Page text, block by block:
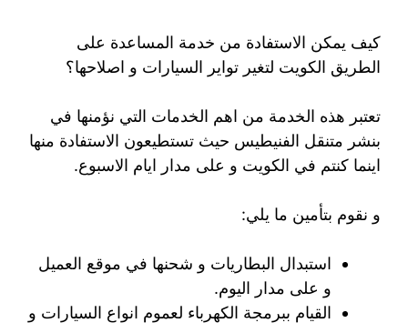
كيف يمكن الاستفادة من خدمة المساعدة على
الطريق الكويت لتغير تواير السيارات و اصلاحها؟
تعتبر هذه الخدمة من اهم الخدمات التي نؤمنها في
بنشر متنقل الفنيطيس حيث تستطيعون الاستفادة منها
اينما كنتم في الكويت و على مدار ايام الاسبوع.
و نقوم بتأمين ما يلي:
استبدال البطاريات و شحنها في موقع العميل
و على مدار اليوم.
القيام ببرمجة الكهرباء لعموم انواع السيارات و